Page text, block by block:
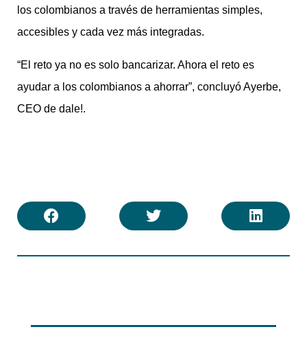
los colombianos a través de herramientas simples,
accesibles y cada vez más integradas.
“El reto ya no es solo bancarizar. Ahora el reto es
ayudar a los colombianos a ahorrar”, concluyó Ayerbe,
CEO de dale!.